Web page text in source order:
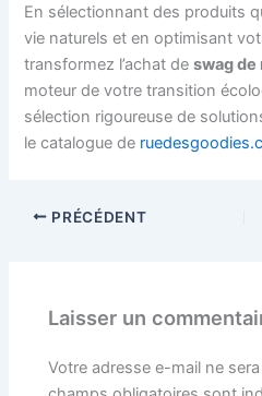
En sélectionnant des produits
vie naturels et en optimisant
transformez l’achat deswag de
moteur de votre transition
sélection rigoureuse de
le catalogue de
PRÉCÉDENT
Laisser un
Votre adresse e-mail ne